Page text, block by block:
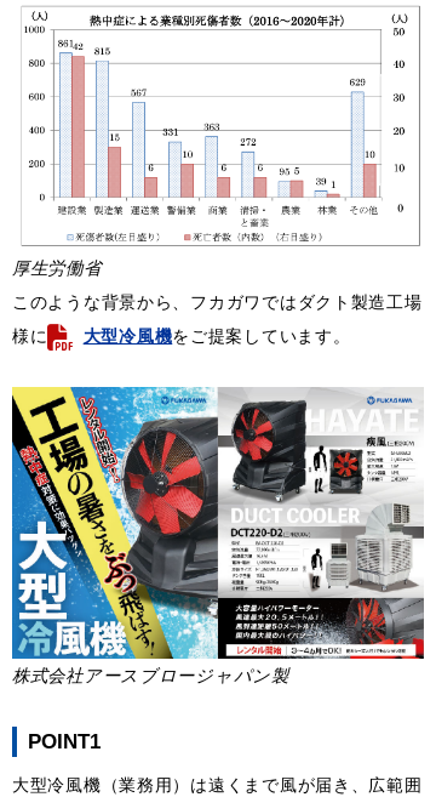
厚生労働省
このような背景から、フカガワではダクト製造工場
様に
大型冷風機をご提案しています。
株式会社アースブロージャパン製
POINT1
大型冷風機（業務用）は遠くまで風が届き、広範囲